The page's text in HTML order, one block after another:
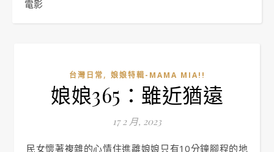
電影
台灣日常, 娘娘特輯-MAMA MIA!!
娘娘365：雖近猶遠
17 2 月, 2023
民女懷著複雜的心情住進離娘娘只有10分鐘腳程的地